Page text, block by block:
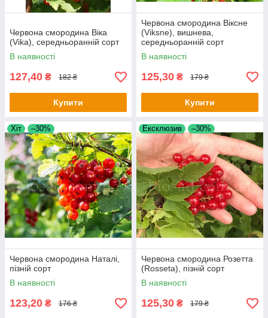
Червона смородина Віка
(Vika), середньоранній сорт
В наявності
127,40 ₴ 182 ₴
Купити
Червона смородина Віксне
(Viksne), вишнева,
середньоранній сорт
В наявності
125,30 ₴ 179 ₴
Купити
Хіт –30%
Червона смородина Наталі,
пізній сорт
В наявності
123,20 ₴ 176 ₴
Ексклюзив –30%
Червона смородина Розетта
(Rosseta), пізній сорт
В наявності
125,30 ₴ 179 ₴